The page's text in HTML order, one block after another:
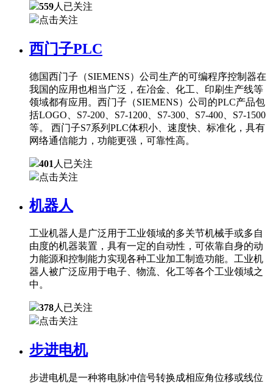
559人已关注
点击关注
西门子PLC
德国西门子（SIEMENS）公司生产的可编程序控制器在
我国的应用也相当广泛，在冶金、化工、印刷生产线等
领域都有应用。西门子（SIEMENS）公司的PLC产品包
括LOGO、S7-200、S7-1200、S7-300、S7-400、S7-1500
等。 西门子S7系列PLC体积小、速度快、标准化，具有
网络通信能力，功能更强，可靠性高。
401 人已关注
点击关注
机器人
工业机器人是广泛用于工业领域的多关节机械手或多自
由度的机器装置，具有一定的自动性，可依靠自身的动
力能源和控制能力实现各种工业加工制造功能。工业机
器人被广泛应用于电子、物流、化工等各个工业领域之
中。
378人已关注
点击关注
步进电机
步进电机是一种将电脉冲信号转换成相应角位移或线位